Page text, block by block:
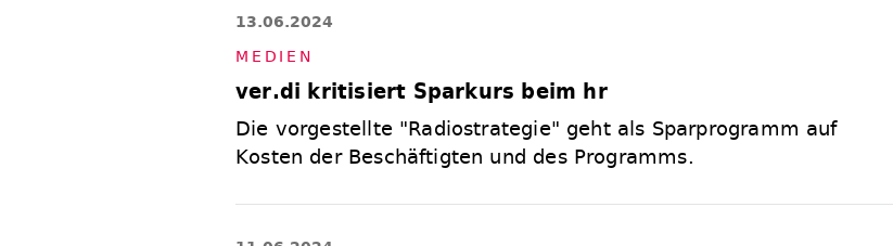
13.06.2024
ME­DI­EN
ver.di kritisiert Sparkurs beim hr
Die vorgestellte "Radiostrategie" geht als Sparprogramm auf
Kosten der Beschäftigten und des Programms.